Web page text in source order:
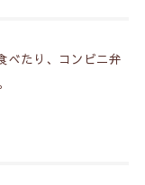
べたり、コンビニ弁